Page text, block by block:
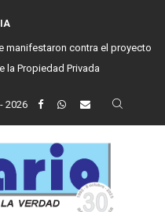
manifestaron contra el proyecto
la Propiedad Privada
2026